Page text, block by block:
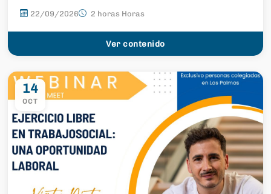
22/09/2026 2 horas Horas
Ver contenido
14
OCT